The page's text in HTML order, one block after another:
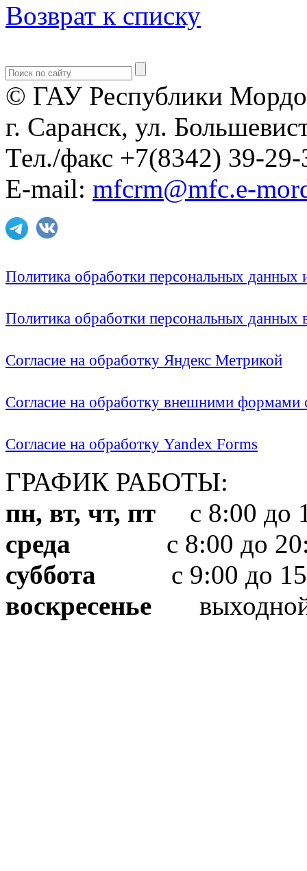
Возврат к списку
© ГАУ Республики
г. Саранск, ул.
Тел./факс +7(8342) 39-29-
E-mail: mfcrm@mfc.e-
Политика обработки персональных
Политика обработки персональных
Согласие на обработку Яндекс Метрикой
Согласие на обработку внешними формами
Согласие на обработку Yandex Forms
ГРАФИК РАБОТЫ:
пн, вт, чт, пт с 8:00 до
среда с 8:00 до
суббота с 9:00 до
воскресенье